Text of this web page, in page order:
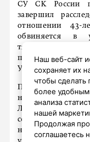
СУ СК России
завершил
отношении 43-
обвиняется в
тяжкого вреда
потерпевшего по
УК РФ).
По данным
находясь в
Ломоносовского
ссоры с 34-
него были
Наш веб-сайт
сохраняет их
чтобы
более
анализа
нашей
Продолжая
соглашаетесь